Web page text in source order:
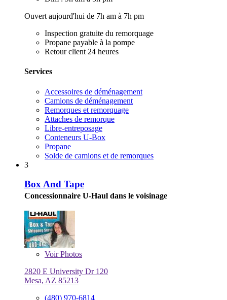
Ouvert aujourd'hui de 7h am à 7h pm
Inspection gratuite du remorquage
Propane payable à la pompe
Retour client 24 heures
Services
Accessoires de déménagement
Camions de déménagement
Remorques et remorquage
Attaches de remorque
Libre-entreposage
Conteneurs U-Box
Propane
Solde de camions et de remorques
3
Box And Tape
Concessionnaire U-Haul dans le voisinage
VoirPhotos
2820 E University Dr 120
Mesa, AZ 85213
(480) 970-6814